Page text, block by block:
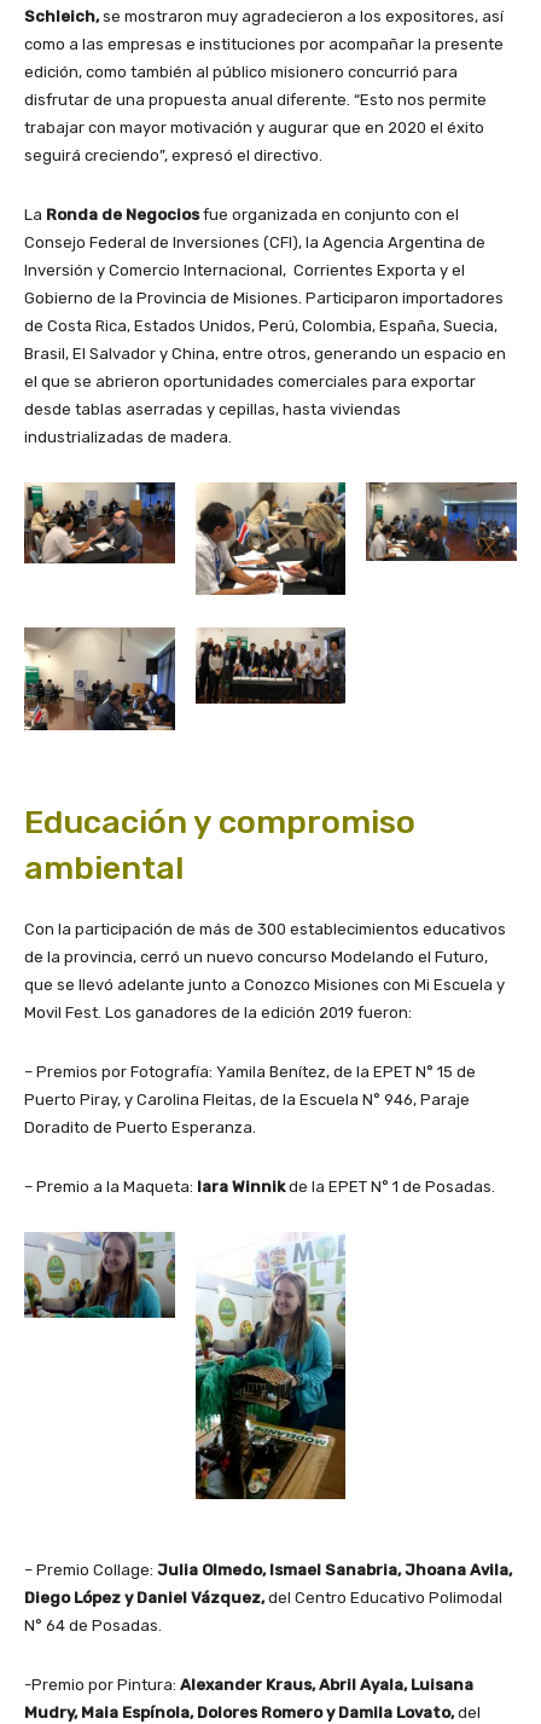
Schleich,se mostraron muy agradecieron a los expositores, así
como a las empresas e instituciones por acompañar la presente
edición, como también al público misionero concurrió para
disfrutar de una propuesta anual diferente. “Esto nos permite
trabajar con mayor motivación y augurar que en 2020 el éxito
seguirá creciendo”, expresó el directivo.
La Ronda de Negociosfue organizada en conjunto con el
Consejo Federal de Inversiones (CFI), la Agencia Argentina de
Inversión y Comercio Internacional, Corrientes Exporta y el
Gobierno de la Provincia de Misiones. Participaron importadores
de Costa Rica, Estados Unidos, Perú, Colombia, España, Suecia,
Brasil, El Salvador y China, entre otros, generando un espacio en
el que se abrieron oportunidades comerciales para exportar
desde tablas aserradas y cepillas, hasta viviendas
industrializadas de madera.
Educación y compromiso
ambiental
Con la participación de más de 300 establecimientos educativos
de la provincia, cerró un nuevo concurso Modelando el Futuro,
que se llevó adelante junto a Conozco Misiones con Mi Escuela y
Movil Fest. Los ganadores de la edición 2019 fueron:
– Premios por Fotografía: Yamila Benítez, de la EPET N° 15 de
Puerto Piray, y Carolina Fleitas, de la Escuela N° 946, Paraje
Doradito de Puerto Esperanza.
– Premio a la Maqueta: Iara Winnikde la EPET N° 1 de Posadas.
– Premio Collage: Julia Olmedo, Ismael Sanabria, Jhoana Avila,
Diego López y Daniel Vázquez,del Centro Educativo Polimodal
N° 64 de Posadas.
-Premio por Pintura: Alexander Kraus, Abril Ayala, Luisana
Mudry, Maia Espínola, Dolores Romero y Damila Lovato,del